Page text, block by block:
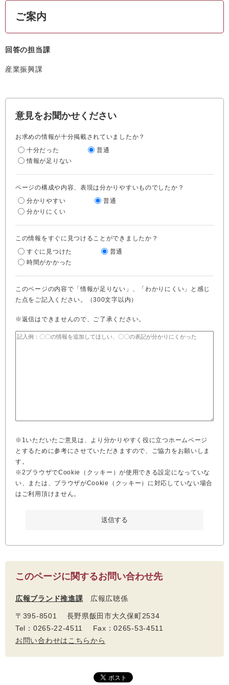
ご案内
回答の担当課
産業振興課
意見をお聞かせください
お求めの情報が十分掲載されていましたか？
十分だった
普通
情報が足りない
ページの構成や内容、表現は分かりやすいものでしたか？
分かりやすい
普通
分かりにくい
この情報をすぐに見つけることができましたか？
すぐに見つけた
普通
時間がかかった
このページの内容で「情報が足りない」、「わかりにくい」と感じ
た点をご記入ください。（300文字以内）
※返信はできませんので、ご了承ください。
※1いただいたご意見は、より分かりやすく役に立つホームページ
とするために参考にさせていただきますので、ご協力をお願いしま
す。
※2ブラウザでCookie（クッキー）が使用できる設定になっていな
い、または、ブラウザがCookie（クッキー）に対応していない場合
はご利用頂けません。
このページに関するお問い合わせ先
広報ブランド推進課 広報広聴係
〒395-8501 長野県飯田市大久保町2534
Tel：0265-22-4511 Fax：0265-53-4511
お問い合わせはこちらから